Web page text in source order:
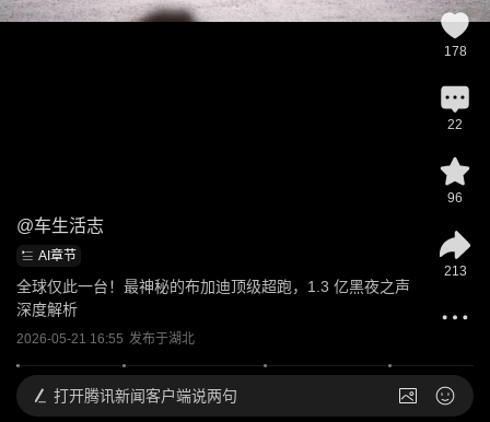
@车生活志
AI章节
全球仅此一台！最神秘的布加迪顶级超跑，1.3 亿黑夜之声
深度解析
2026-05-21 16:55 发布于湖北
178
22
96
213
打开腾讯新闻客户端说两句